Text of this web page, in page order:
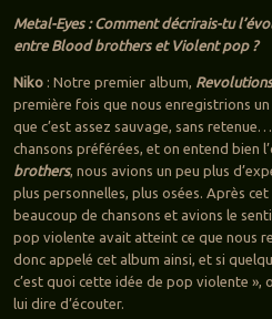
Metal-Eyes : Comment décrirais-tu
entre Blood brothers et Violent pop ?
Niko: Notre premier album, Revolutions
première fois que nous enregistrions
que c’est assez sauvage, sans
chansons préférées, et on entend bien
brothers, nous avions un peu plus
plus personnelles, plus osées. Après
beaucoup de chansons et avions le
pop violente avait atteint ce que nous
donc appelé cet album ainsi, et si
c’est quoi cette idée de pop violente »,
lui dire d’écouter.